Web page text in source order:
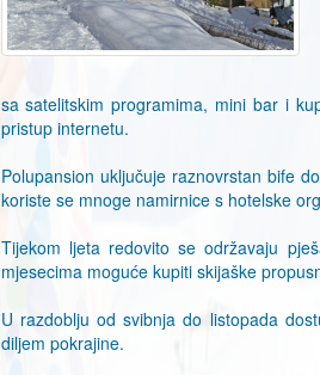
sa satelitskim programima, mini bar i
pristup internetu.
Polupansion uključuje raznovrstan bife
koriste se mnoge namirnice s hotelske
Tijekom ljeta redovito se održavaju
mjesecima moguće kupiti skijaške
U razdoblju od svibnja do listopada
diljem pokrajine.